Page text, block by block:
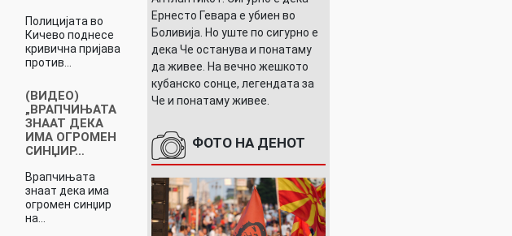
Полицијата во
Кичево поднесе
кривична пријава
против…
(ВИДЕО)
„ВРАПЧИЊАТА
ЗНААТ ДЕКА
ИМА ОГРОМЕН
СИНЏИР…
Врапчињата
знаат дека има
огромен синџир
на…
Ернесто Гевара е убиен во
Боливија. Но уште по сигурно е
дека Че останува и понатаму
да живее. На вечно жешкото
кубанско сонце, легендата за
Че и понатаму живее.
ФОТО НА ДЕНОТ